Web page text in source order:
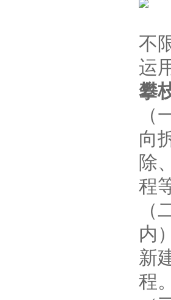
不
运
攀
向
除
程
（
内
新
程